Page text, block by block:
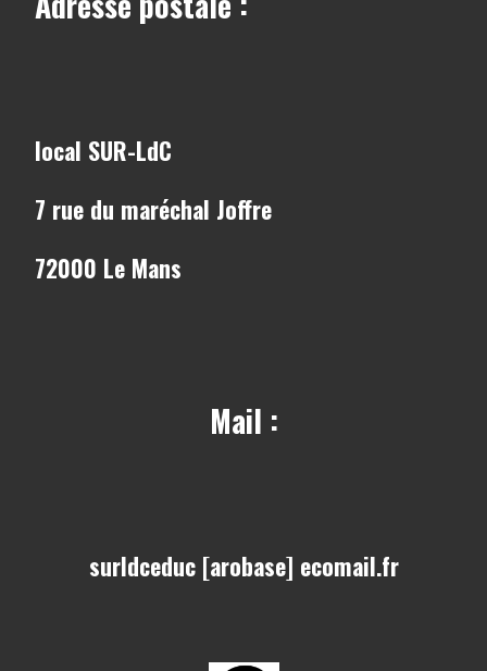
local SUR-LdC
7 rue du maréchal Joffre
72000 Le Mans
Mail :
surldceduc [arobase] ecomail.fr